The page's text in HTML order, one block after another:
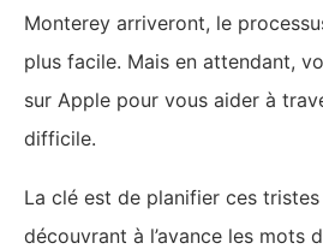
Monterey arriveront, le
plus facile. Mais en attendant,
sur Apple pour vous aider à
difficile.
La clé est de planifier ces
découvrant à l’avance les mots